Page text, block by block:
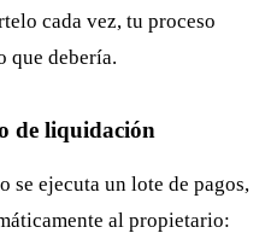
cada vez, tu proceso
que debería.
de liquidación
se ejecuta un lote de pagos,
al propietario: